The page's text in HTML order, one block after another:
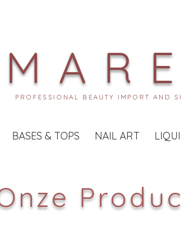
BASES & TOPS NAIL ART
PROFESSIONAL BEAUTY IMPORT AND